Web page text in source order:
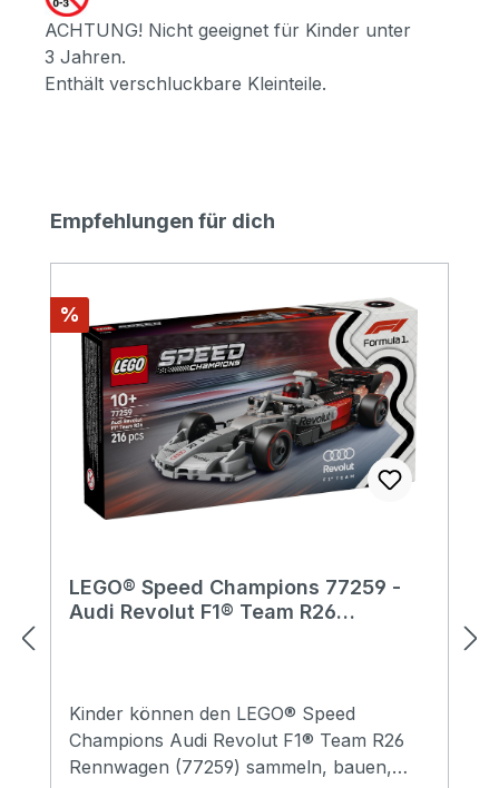
ACHTUNG! Nicht geeignet für Kinder unter
3 Jahren.
Enthält verschluckbare Kleinteile.
Produktgalerie überspringen
Empfehlungen für dich
Rabatt
%
LEGO® Speed Champions 77259 -
Audi Revolut F1® Team R26
Kinder können den LEGO® Speed
Champions Audi Revolut F1® Team R26
Rennwagen (77259) sammeln, bauen,